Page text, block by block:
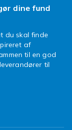
dine fund
du skal finde
af
til en god
til